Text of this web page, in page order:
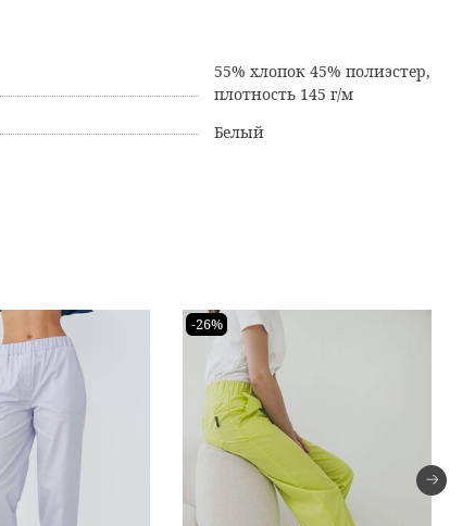
55% хлопок 45% полиэстер,
плотность 145 г/м
Белый
-26%